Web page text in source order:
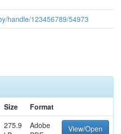
handle/123456789/54973
Size
Format
275.9
Adobe
View/Open